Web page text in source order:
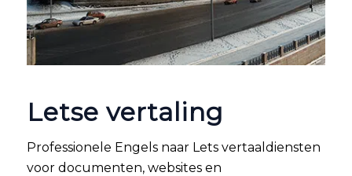
Letse vertaling
Professionele Engels naar Lets vertaaldiensten
voor documenten, websites en